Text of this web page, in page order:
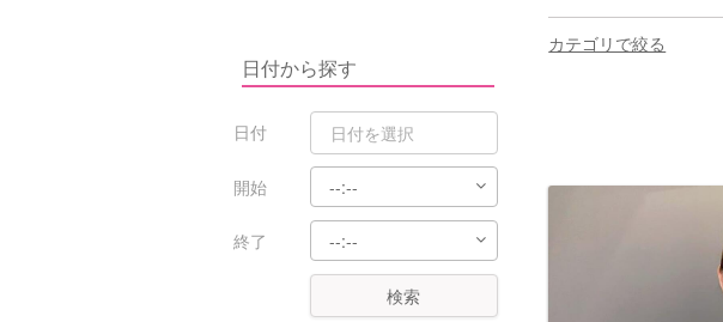
日付から探す
日付
開始
終了
検索
カテゴリで絞る